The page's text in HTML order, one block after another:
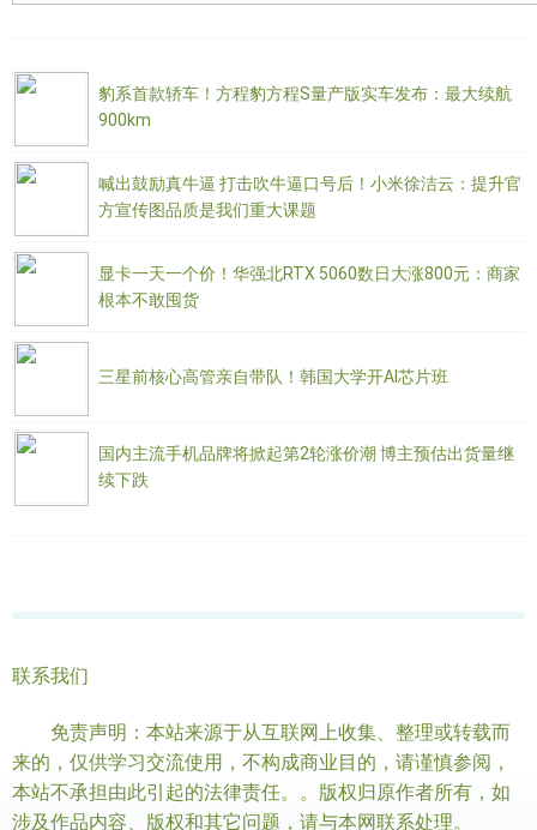
豹系首款轿车！方程豹方程S量产版实车发布：最大续航
900km
喊出鼓励真牛逼 打击吹牛逼口号后！小米徐洁云：提升官
方宣传图品质是我们重大课题
显卡一天一个价！华强北RTX 5060数日大涨800元：商家
根本不敢囤货
三星前核心高管亲自带队！韩国大学开AI芯片班
国内主流手机品牌将掀起第2轮涨价潮 博主预估出货量继
续下跌
联系我们
免责声明：本站来源于从互联网上收集、整理或转载而
来的，仅供学习交流使用，不构成商业目的，请谨慎参阅，
本站不承担由此引起的法律责任。。版权归原作者所有，如
涉及作品内容、版权和其它问题，请与本网联系处理。